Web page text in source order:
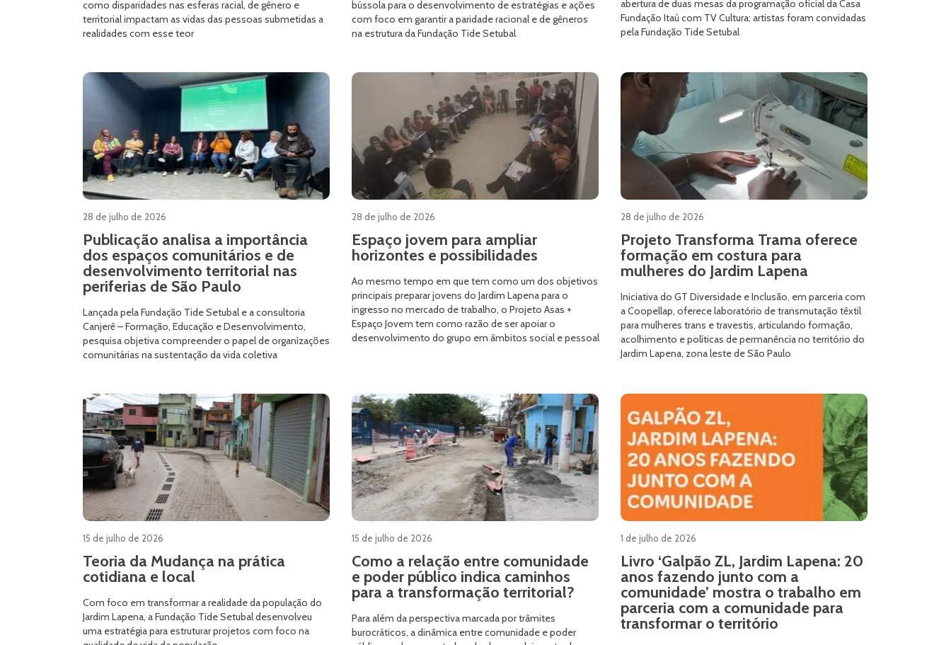
como disparidades nas esferas racial, de gênero e
territorial impactam as vidas das pessoas submetidas a
realidades com esse teor
bússola para o desenvolvimento de estratégias e ações
com foco em garantir a paridade racional e de gêneros
na estrutura da Fundação Tide Setubal
abertura de duas mesas da programação oficial da Casa
Fundação Itaú com TV Cultura; artistas foram convidadas
pela Fundação Tide Setubal
28 de julho de 2026
Publicação analisa a importância
dos espaços comunitários e de
desenvolvimento territorial nas
periferias de São Paulo
Lançada pela Fundação Tide Setubal e a consultoria
Canjerê – Formação, Educação e Desenvolvimento,
pesquisa objetiva compreender o papel de organizações
comunitárias na sustentação da vida coletiva
28 de julho de 2026
Espaço jovem para ampliar
horizontes e possibilidades
Ao mesmo tempo em que tem como um dos objetivos
principais preparar jovens do Jardim Lapena para o
ingresso no mercado de trabalho, o Projeto Asas +
Espaço Jovem tem como razão de ser apoiar o
desenvolvimento do grupo em âmbitos social e pessoal
28 de julho de 2026
Projeto Transforma Trama oferece
formação em costura para
mulheres do Jardim Lapena
Iniciativa do GT Diversidade e Inclusão, em parceria com
a Coopellap, oferece laboratório de transmutação têxtil
para mulheres trans e travestis, articulando formação,
acolhimento e políticas de permanência no território do
Jardim Lapena, zona leste de São Paulo
15 de julho de 2026
Teoria da Mudança na prática
cotidiana e local
Com foco em transformar a realidade da população do
Jardim Lapena, a Fundação Tide Setubal desenvolveu
uma estratégia para estruturar projetos com foco na
15 de julho de 2026
Como a relação entre comunidade
e poder público indica caminhos
para a transformação territorial?
Para além da perspectiva marcada por trâmites
burocráticos, a dinâmica entre comunidade e poder
1 de julho de 2026
Livro ‘Galpão ZL, Jardim Lapena: 20
anos fazendo junto com a
comunidade’ mostra o trabalho em
parceria com a comunidade para
transformar o território